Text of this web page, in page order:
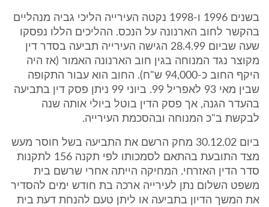
בשנים 1996 ו-1998 נקטה העירייה הליכי גביה מנהליים
בהקשר לחוב הארנונה על הנכס. ההליכים הללו נפסקו
שעה שביום 28.4.99 הגישה העירייה תביעה בסדר דין
מקוצר נגד המנוחה בגין חוב הארנונה האמור (אז היה
היקף החוב כ-94,000 ש"ח). החוב הוא עבור התקופה
שבין מאי 93 לאפריל 99. ביוני 99 ניתן פסק דין בתביעה
בהעדר הגנה, אך פסק הדין בוטל ביולי אותה שנה
לבקשת ב"כ המנוחה ובהסכמת העירייה.
ביום 30.12.02 מחק הרשם את התביעה בשל חוסר מעש
מצד התובעת בהתאם לסמכותו לפי תקנה 156 לתקנות
סדר הדין האזרחי. המחיקה הייתה אחרי שרשם בית
משפט השלום נתן לעירייה ארכה בת חודש ימים להסדיר
את המשך הדיון בתביעה או ליתן טעם להנחת דעת בית